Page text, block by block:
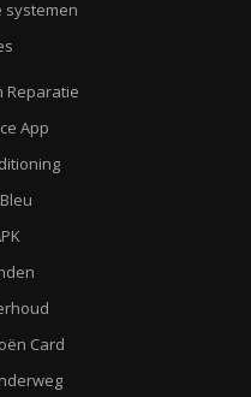
systemen
Reparatie
App
Card